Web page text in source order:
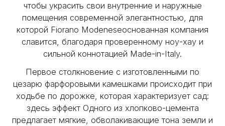
чтобы украсить свои внутренние и наружные
помещения современной элегантностью, для
которой Fiorano Modeneseоснованная компания
славится, благодаря проверенному ноу-хау и
сильной коннотацией Made-in-Italy.
Первое столкновение с изготовленными по
цезарю фарфоровыми камешками происходит при
ходьбе по дорожке, которая характеризует сад:
здесь эффект Одного из хлопково-цемента
предлагает мягкие, обволакивающие тона земли и